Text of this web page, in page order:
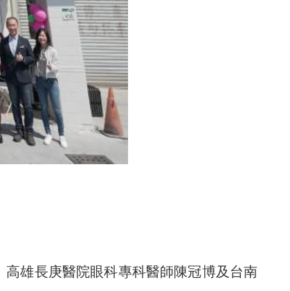
高雄長庚醫院眼科專科醫師陳冠博及台南